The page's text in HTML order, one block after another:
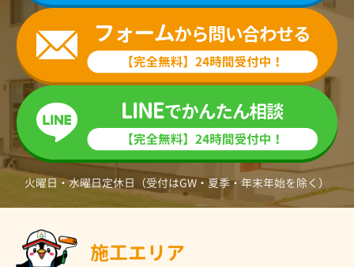
火曜日・水曜日定休日（受付はGW・夏季・年末年始を除く）
施工エリア